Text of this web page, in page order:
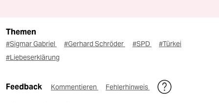
Themen
#Sigmar Gabriel #Gerhard Schröder #SPD
#Türkei
#Liebeserklärung
Feedback Kommentieren Fehlerhinweis